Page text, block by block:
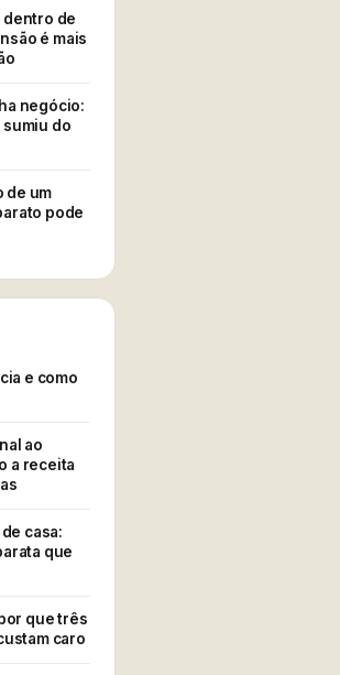
DORME
e o contato
dentro de
é mais
negócio:
do
de um
pode
e como
ao
a receita
casa:
que
que três
caro